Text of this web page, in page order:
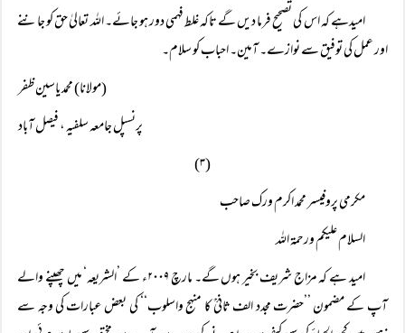
امیدہے کہ اس کی تصحیح فرما دیں گے تاکہ غلط فہمی دور ہو جائے۔ اللہ تعالیٰ حق کو جاننے
اور عمل کی توفیق سے نوازے۔ آمین۔ احباب کو سلام۔
(مولانا) محمد یاسین ظفر
پرنسپل جامعہ سلفیہ ، فیصل آباد
(۳)
مکرمی پروفیسر محمد اکرم ورک صاحب
السلام علیکم ورحمۃ اللہ
امید ہے کہ مزاج شریف بخیر ہوں گے۔ مارچ ۲۰۰۹ء کے ’الشریعہ‘ میں چھپنے والے
آپ کے مضمون ’’حضرت مجدد الف ثانیؒ کا منہج واسلوب‘‘ کی بعض عبارات کی وجہ سے